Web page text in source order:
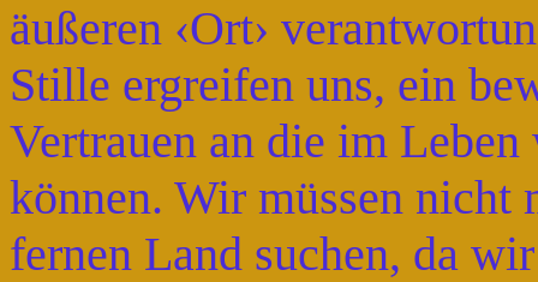
äußeren ‹Ort›
Stille ergreifen uns, ein
Vertrauen an die im
können. Wir müssen nicht
fernen Land suchen, da